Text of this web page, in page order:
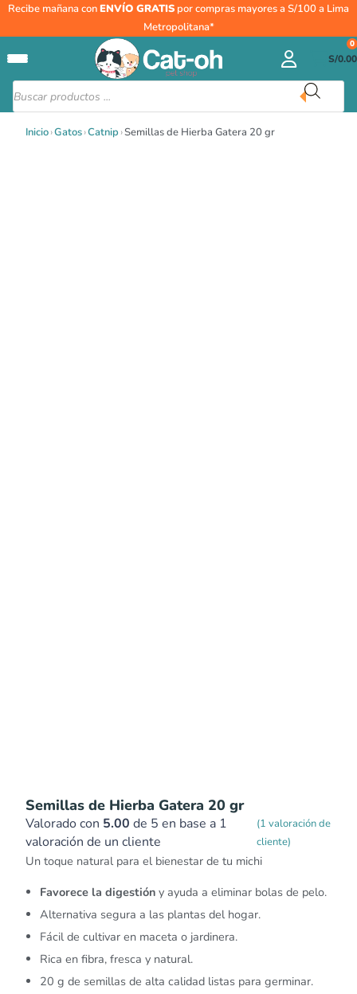
Recibe mañana conENVÍO GRATIS por compras mayores a S/100 a Lima
Metropolitana*
Búsqueda
de
productos
S/0.00
0
Inicio›Gatos›Catnip ›Semillas de Hierba Gatera 20 gr
Semillas de Hierba Gatera 20 gr
Valorado con 5.00 de 5 en base a 1
valoración de un cliente
(1 valoración de
cliente)
Un toque natural para el bienestar de tu michi
Favorece la digestión y ayuda a eliminar bolas de pelo.
Alternativa segura a las plantas del hogar.
Fácil de cultivar en maceta o jardinera.
Rica en fibra, fresca y natural.
20 g de semillas de alta calidad listas para germinar.
Semillas
Gatera
20
gr